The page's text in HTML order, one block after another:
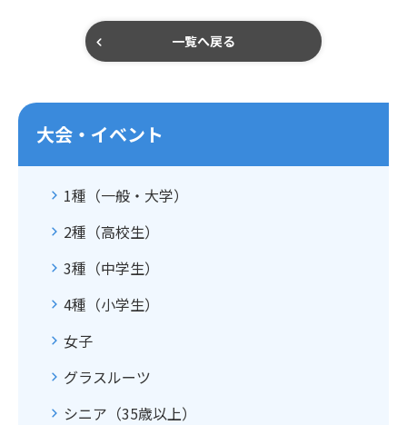
一覧へ戻る
大会・イベント
1種（一般・大学）
2種（高校生）
3種（中学生）
4種（小学生）
女子
グラスルーツ
シニア（35歳以上）